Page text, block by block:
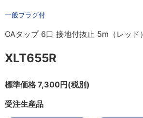
一般プラグ付
OAタップ 6口 接地付抜止 5m（レッド）
XLT655R
標準価格 7,300円(税別)
受注生産品